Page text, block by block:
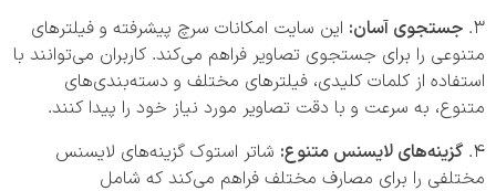
جستجوی آسان: این سایت امکانات سرچ پیشرفته و فیلترهای
متنوعی را برای جستجوی تصاویر فراهم می‌کند. کاربران می‌توانند با
استفاده از کلمات کلیدی، فیلترهای مختلف و دسته‌بندی‌های
متنوع، به سرعت و با دقت تصاویر مورد نیاز خود را پیدا کنند.
گزینه‌های لایسنس متنوع: شاتر استوک گزینه‌های لایسنس
مختلفی را برای مصارف مختلف فراهم می‌کند که شامل